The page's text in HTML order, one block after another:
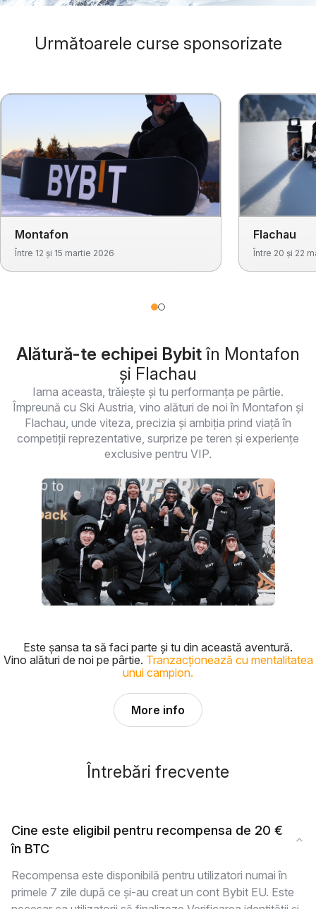
Următoarele curse sponsorizate
Montafon
Între 12 și 15 martie 2026
Flachau
Între 20 și 22
Alătură-te echipei Bybitîn Montafon
și Flachau
Iarna aceasta, trăiește și tu performanța pe pârtie.
Împreună cu Ski Austria, vino alături de noi în Montafon și
Flachau, unde viteza, precizia și ambiția prind viață în
competiții reprezentative, surprize pe teren și experiențe
exclusive pentru VIP.
Este șansa ta să faci parte și tu din această aventură.
Vino alături de noi pe pârtie. Tranzacționează cu mentalitatea
unui campion.
More info
Întrebări frecvente
Cine este eligibil pentru recompensa de 20 €
în BTC
Recompensa este disponibilă pentru utilizatori numai în
primele 7 zile după ce și-au creat un cont Bybit EU. Este